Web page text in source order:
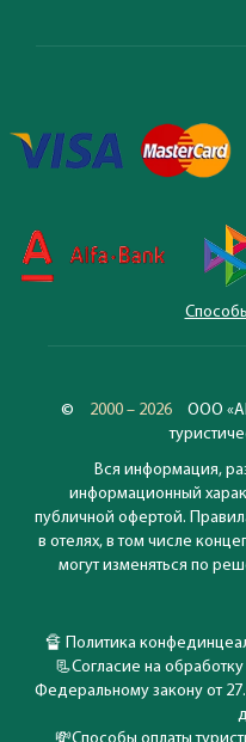
© 2000 – 2026
ООО
Вся информация,
информационный
публичной офертой.
в отелях, в том числе
могут изменяться по
🔏 Политика
📃Согласие на
Федеральному закону от